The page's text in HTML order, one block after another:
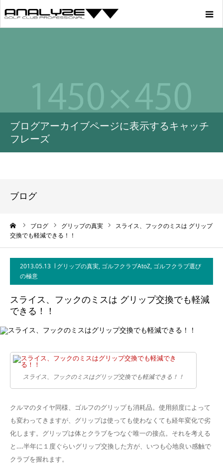
ブログアーカイブページに表示するキャッチ
フレーズ
ブログ
ブログ グリップの真実
スライス、フックのミスは グリップ
交換でも軽減できる！！
2013.05.13 グリップの真実, ゴルフクラブAtoZ, ゴルフクラブ選び
の極意
スライス、フックのミスは グリップ交換でも軽減
できる！！
スライス、フックのミスはグリップ交換でも軽減できる！！
クルマのタイヤ同様、ゴルフのグリップも消耗品。使用頻度によって
も変わってきますが、グリップは使っても使わなくても経年変化で劣
化します。グリップは体とクラブをつなぐ唯一の接点。それを考える
と‥‥半年に１度ぐらいグリップ交換した方が、いつも心地良い感触で
クラブを握れます。
Youtube
Profile